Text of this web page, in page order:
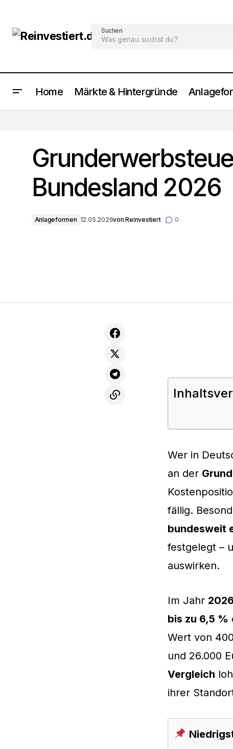
Suchen
Home Märkte & Hintergründe
Bundesland 2026
Anlageformen 12.05.2026von Reinvestiert 0
Wer in
an der
fällig.
bundesweit
festgelegt –
auswirken.
Im Jahr 2026
bis zu 6,5 %
Wert von
und 26.000
Vergleich
ihrer